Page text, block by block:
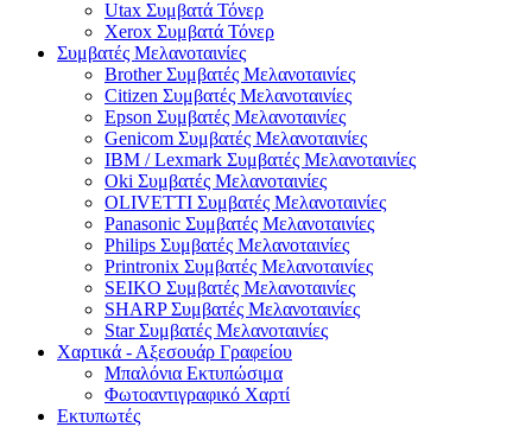
Utax Συμβατά Τόνερ
Xerox Συμβατά Τόνερ
Συμβατές Μελανοταινίες
Brother Συμβατές Μελανοταινίες
Citizen Συμβατές Μελανοταινίες
Epson Συμβατές Μελανοταινίες
Genicom Συμβατές Μελανοταινίες
IBM / Lexmark Συμβατές Μελανοταινίες
Oki Συμβατές Μελανοταινίες
OLIVETTI Συμβατές Μελανοταινίες
Panasonic Συμβατές Μελανοταινίες
Philips Συμβατές Μελανοταινίες
Printronix Συμβατές Μελανοταινίες
SEIKO Συμβατές Μελανοταινίες
SHARP Συμβατές Μελανοταινίες
Star Συμβατές Μελανοταινίες
Χαρτικά - Αξεσουάρ Γραφείου
Μπαλόνια Εκτυπώσιμα
Φωτοαντιγραφικό Χαρτί
Εκτυπωτές